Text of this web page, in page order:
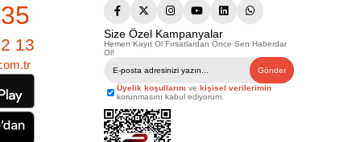
13
Size Özel Kampanyalar
Hemen Kayıt Ol Fırsatlardan Önce Sen Haberdar
Ol!
Gönder
Üyelik koşullarını ve kişisel verilerimin
korunmasını kabul ediyorum.